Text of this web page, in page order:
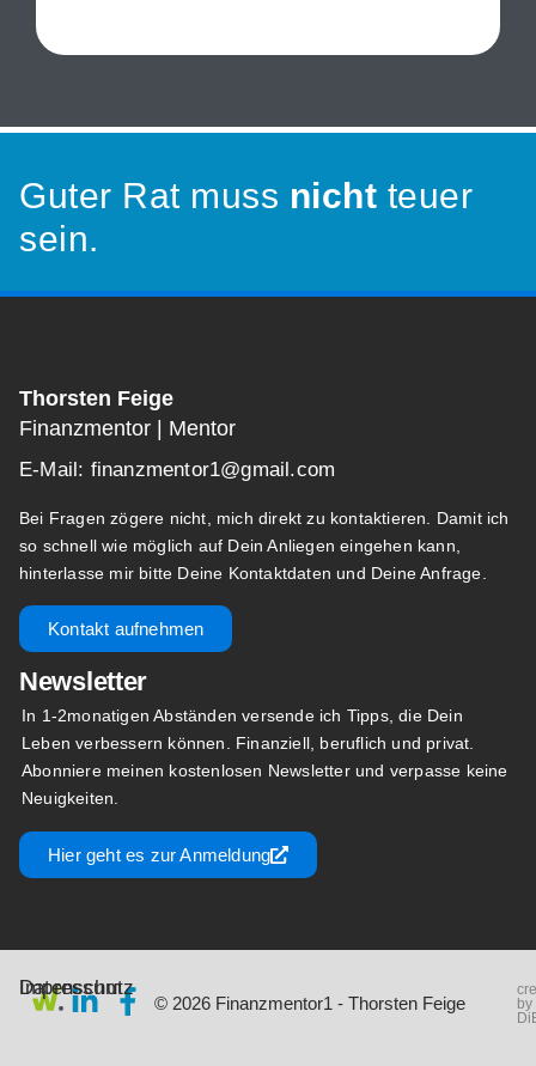
Guter Rat muss nicht teuer
sein.
Thorsten Feige
Finanzmentor | Mentor
E-Mail: finanzmentor1@gmail.com
Bei Fragen zögere nicht, mich direkt zu kontaktieren. Damit ich
so schnell wie möglich auf Dein Anliegen eingehen kann,
hinterlasse mir bitte Deine Kontaktdaten und Deine Anfrage.
Kontakt aufnehmen
Newsletter
In 1-2monatigen Abständen versende ich Tipps, die Dein
Leben verbessern können. Finanziell, beruflich und privat.
Abonniere meinen kostenlosen Newsletter und verpasse keine
Neuigkeiten.
Hier geht es zur Anmeldung
© 2026 Finanzmentor1 - Thorsten Feige
Impressum
Datenschutz
by